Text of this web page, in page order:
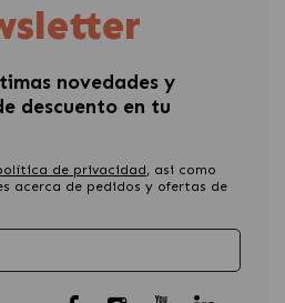
novedades y
descuento en tu
de privacidad, asi como
acerca de pedidos y ofertas de